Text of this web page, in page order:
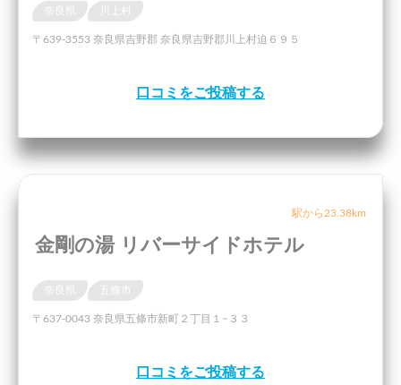
奈良県
〒639-3553 奈良県吉野郡 奈良県吉野郡川上村迫６９５
口コミをご投稿する
駅から23.38km
金剛の湯 リバーサイドホテル
奈良県
〒637-0043 奈良県五條市新町２丁目１−３３
口コミをご投稿する